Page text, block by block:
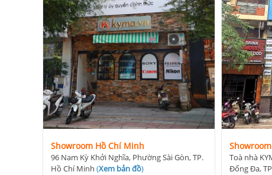
Showroom Hồ Chí Minh
96 Nam Kỳ Khởi Nghĩa, Phường Sài Gòn, TP.
Hồ Chí Minh (Xem bản đồ)
Toà nhà
Đống Đa,